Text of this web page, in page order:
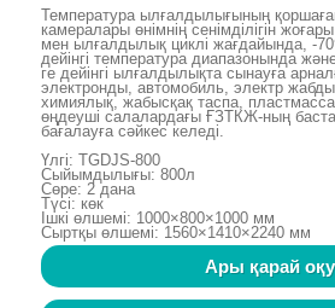
Температура ылғалдылығының
камералары өнімнің сенімділігін
мен ылғалдылық циклі жағдайында, -
дейінгі температура диапазонында
ге дейінгі ылғалдылықта сынауға
электронды, автомобиль, электр
химиялық, жабысқақ таспа,
өңдеуші салалардағы ҒЗТКЖ-ның
бағалауға сәйкес келеді.
Үлгі: TGDJS-800
Сыйымдылығы: 800л
Сөре: 2 дана
Түсі: көк
Ішкі өлшемі: 1000×800×1000 мм
Сыртқы өлшемі: 1560×1410×2240 мм
Ары қарай оқу